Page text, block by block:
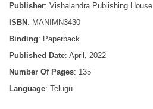
Publisher: Vishalandra Publishing House
ISBN : MANIMN3430
Binding: Paperback
Published Date: April, 2022
Number Of Pages: 135
Language: Telugu